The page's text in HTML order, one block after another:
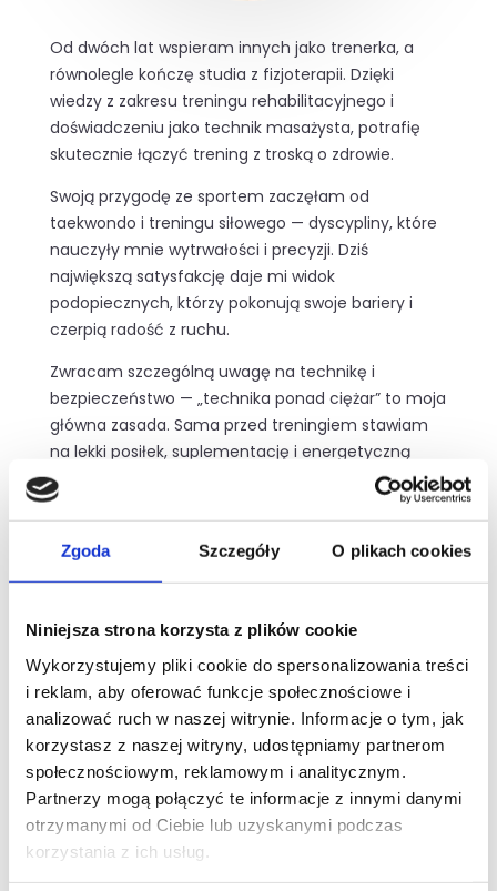
Zgoda Szczegóły O plikach cookies
Niniejsza strona korzysta z plików cookie
Wykorzystujemy pliki cookie do spersonalizowania treści
i reklam, aby oferować funkcje społecznościowe i
analizować ruch w naszej witrynie. Informacje o tym, jak
korzystasz z naszej witryny, udostępniamy partnerom
społecznościowym, reklamowym i analitycznym.
Partnerzy mogą połączyć te informacje z innymi danymi
otrzymanymi od Ciebie lub uzyskanymi podczas
korzystania z ich usług.
Od dwóch lat wspieram innych jako trenerka, a
równolegle kończę studia z fizjoterapii. Dzięki
wiedzy z zakresu treningu rehabilitacyjnego i
doświadczeniu jako technik masażysta, potrafię
skutecznie łączyć trening z troską o zdrowie.
Swoją przygodę ze sportem zaczęłam od
taekwondo i treningu siłowego — dyscypliny, które
nauczyły mnie wytrwałości i precyzji. Dziś
największą satysfakcję daje mi widok
podopiecznych, którzy pokonują swoje bariery i
czerpią radość z ruchu.
Zwracam szczególną uwagę na technikę i
bezpieczeństwo — „technika ponad ciężar” to moja
główna zasada. Sama przed treningiem stawiam
na lekki posiłek, suplementację i energetyczną
muzykę, która często łączy pop, metal i hip-hop.
Wierzę, że dzięki świadomemu podejściu każdy
może trenować mądrze, zdrowo i z satysfakcją.
Darmowy trening
wprowadzający